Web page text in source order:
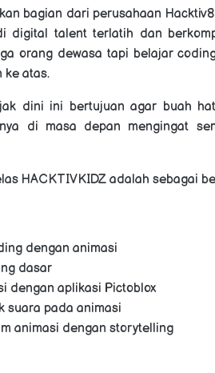
bagian dari perusahaan
digital talent terlatih dan
orang dewasa tapi belajar
ke atas.
dini ini bertujuan agar buah
di masa depan mengingat
HACKTIVKIDZ adalah sebagai
dengan animasi
dasar
dengan aplikasi Pictoblox
suara pada animasi
animasi dengan storytelling